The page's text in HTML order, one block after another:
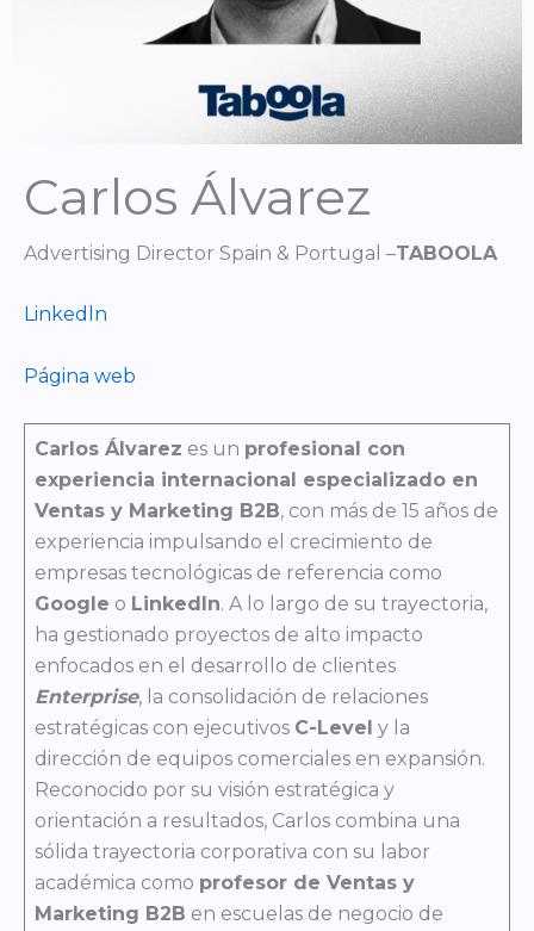
Carlos Álvarez
Advertising Director Spain & Portugal –TABOOLA
Linkedln
Página web
Carlos Álvarez es un profesional con
experiencia internacional especializado en
Ventas y Marketing B2B, con más de 15 años de
experiencia impulsando el crecimiento de
empresas tecnológicas de referencia como
Google o LinkedIn. A lo largo de su trayectoria,
ha gestionado proyectos de alto impacto
enfocados en el desarrollo de clientes
Enterprise, la consolidación de relaciones
estratégicas con ejecutivos C-Level y la
dirección de equipos comerciales en expansión.
Reconocido por su visión estratégica y
orientación a resultados, Carlos combina una
sólida trayectoria corporativa con su labor
académica como profesor de Ventas y
Marketing B2B en escuelas de negocio de